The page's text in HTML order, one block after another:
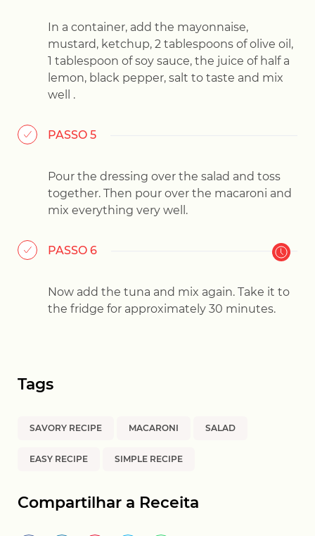
In a container, add the mayonnaise,
mustard, ketchup, 2 tablespoons of olive oil,
1 tablespoon of soy sauce, the juice of half a
lemon, black pepper, salt to taste and mix
well .
PASSO 5
Pour the dressing over the salad and toss
together. Then pour over the macaroni and
mix everything very well.
PASSO 6
Now add the tuna and mix again. Take it to
the fridge for approximately 30 minutes.
Tags
SAVORY RECIPE MACARONI SALAD
EASY RECIPE SIMPLE RECIPE
Compartilhar a Receita